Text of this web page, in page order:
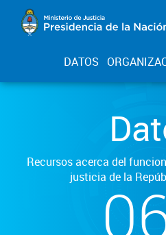
DATOS
Recursos acerca del
justicia de la